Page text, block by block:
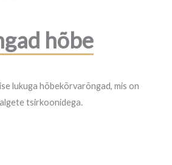
hõbe
lukuga hõbekõrvarõngad, mis on
tsirkoonidega.